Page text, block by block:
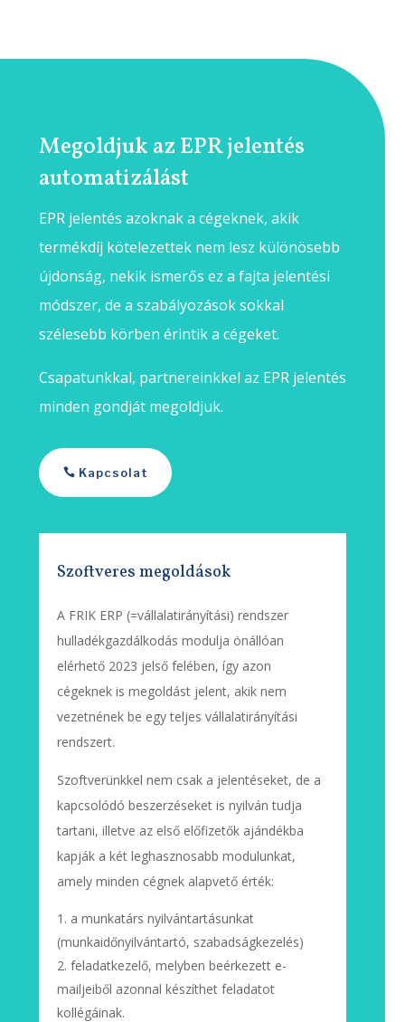
Megoldjuk az EPR jelentés
automatizálást
EPR jelentés azoknak a cégeknek, akik
termékdíj kötelezettek nem lesz különösebb
újdonság, nekik ismerős ez a fajta jelentési
módszer, de a szabályozások sokkal
szélesebb körben érintik a cégeket.
Csapatunkkal, partnereinkkel az EPR jelentés
minden gondját megoldjuk.
Kapcsolat
Szoftveres megoldások
A FRIK ERP (=vállalatirányítási) rendszer
hulladékgazdálkodás modulja önállóan
elérhető 2023 jelső felében, így azon
cégeknek is megoldást jelent, akik nem
vezetnének be egy teljes vállalatirányítási
rendszert.
Szoftverünkkel nem csak a jelentéseket, de a
kapcsolódó beszerzéseket is nyilván tudja
tartani, illetve az első előfizetők ajándékba
kapják a két leghasznosabb modulunkat,
amely minden cégnek alapvető érték:
a munkatárs nyilvántartásunkat
(munkaidőnyilvántartó, szabadságkezelés)
feladatkezelő, melyben beérkezett e-
mailjeiből azonnal készíthet feladatot
kollégáinak.